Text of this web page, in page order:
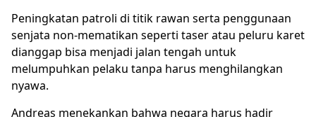
Peningkatan patroli di titik rawan serta penggunaan
senjata non-mematikan seperti taser atau peluru karet
dianggap bisa menjadi jalan tengah untuk
melumpuhkan pelaku tanpa harus menghilangkan
nyawa.
Andreas menekankan bahwa negara harus hadir